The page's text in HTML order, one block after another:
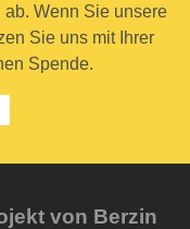
Wenn Sie unsere
Sie uns mit Ihrer
Spende.
von Berzin